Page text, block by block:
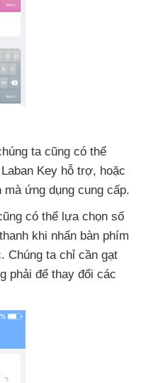
ta cũng có thể
Key hỗ trợ, hoặc
mà ứng dụng cung cấp.
có thể lựa chọn số
khi nhấn bàn phím
. Chúng ta chỉ cần gạt
phải để thay đổi các